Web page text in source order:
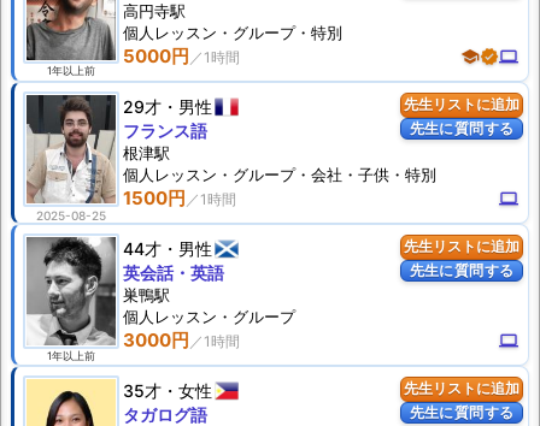
1年以上前
5000円 schoolverifiedcomputer
高円寺駅
個人 レッスン ・グループ・特別
先生リストに追加
先生に質問する
2025-08-25
29才 男性
1500円 computer
フランス語
根津駅
個人 レッスン ・グループ・会社・子供・特別
先生リストに追加
先生に質問する
1年以上前
44才 男性
3000円 computer
英会話・英語
巣鴨駅
個人 レッスン ・グループ
先生リストに追加
先生に質問する
35才 女性
タガログ語